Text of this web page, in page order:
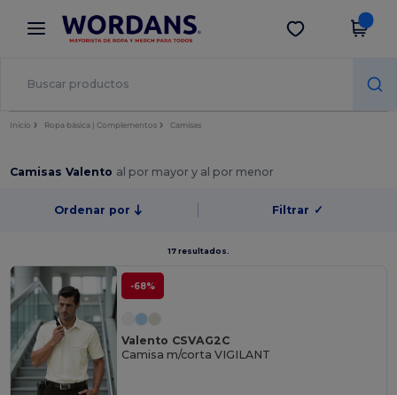
× App de Wordans
¡Mejores precios en app!
Descargar app
Inicio Ropa básica | Complementos Camisas
Camisas Valento al por mayor y al por menor
Ordenar por Filtrar ✓
17 resultados.
-68%
Valento CSVAG2C
Camisa m/corta VIGILANT